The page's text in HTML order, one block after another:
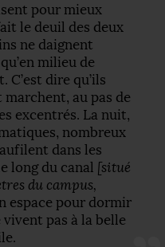
pour mieux
le deuil des deux
ne daignent
milieu de
dire qu’ils
au pas de
excentrés. La nuit,
nombreux
dans les
long du canal [situé
du campus,
espace pour dormir
pas à la belle